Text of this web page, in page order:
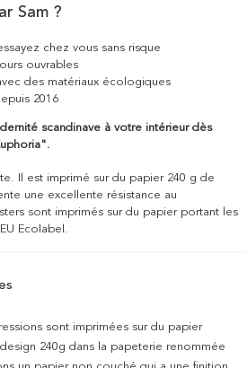
Sam ?
chez vous sans risque
ouvrables
des matériaux écologiques
2016
scandinave à votre intérieur dès
Il est imprimé sur du papier 240 g de
une excellente résistance au
sont imprimés sur du papier portant les
Ecolabel.
sont imprimées sur du papier
240g dans la papeterie renommée